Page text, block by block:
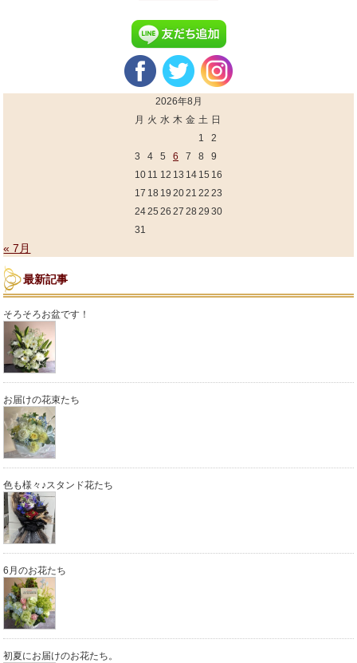
2026年8月
月 火 水 木 金 土 日
1
2
3
4 5 6 7 8
9
10 11 12 13 14 15 16
17 18 19 2021 22 23
2425 26 27 28 29 30
31
« 7月
最新記事
そろそろお盆です！
お届けの花束たち
色も様々♪スタンド花たち
6月のお花たち
初夏にお届けのお花たち。